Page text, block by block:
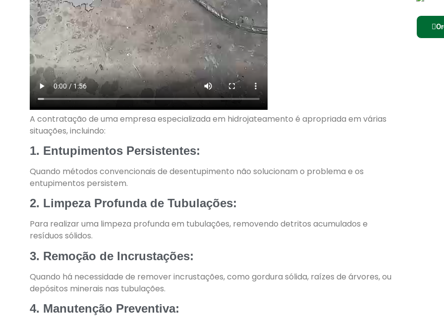
A contratação de uma empresa especializada em hidrojateamento é apropriada em várias
situações, incluindo:
1. Entupimentos Persistentes:
Quando métodos convencionais de desentupimento não solucionam o problema e os
entupimentos persistem.
2. Limpeza Profunda de Tubulações:
Para realizar uma limpeza profunda em tubulações, removendo detritos acumulados e
resíduos sólidos.
3. Remoção de Incrustações:
Quando há necessidade de remover incrustações, como gordura sólida, raízes de árvores, ou
depósitos minerais nas tubulações.
4. Manutenção Preventiva: